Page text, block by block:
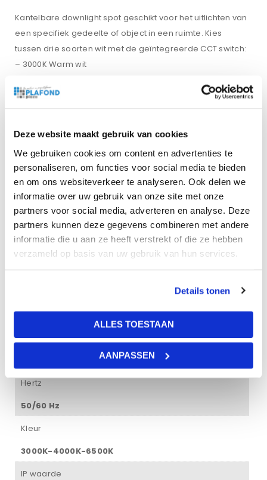
Deze website maakt gebruik van cookies
We gebruiken cookies om content en advertenties te
personaliseren, om functies voor social media te bieden
en om ons websiteverkeer te analyseren. Ook delen we
informatie over uw gebruik van onze site met onze
partners voor social media, adverteren en analyse. Deze
partners kunnen deze gegevens combineren met andere
informatie die u aan ze heeft verstrekt of die ze hebben
verzameld op basis van uw gebruik van hun services.
Details tonen
ALLES TOESTAAN
AANPASSEN
Kantelbare downlight spot geschikt voor het uitlichten van
een specifiek gedeelte of object in een ruimte. Kies
tussen drie soorten wit met de geïntegreerde CCT switch:
– 3000K Warm wit
– 6500K Koud wit
een IP20-waarde is het een geschikt product voor alle
droge ruimtes. Kantelbare downlight is niet dimbaar.
Watt
40 Watt
60°
Voltage
Hertz
50/60 Hz
Kleur
3000K-4000K-6500K
IP waarde